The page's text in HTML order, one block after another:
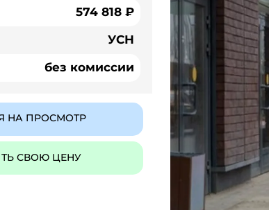
574 818 ₽
УСН
без комиссии
НА ПРОСМОТР
СВОЮ ЦЕНУ